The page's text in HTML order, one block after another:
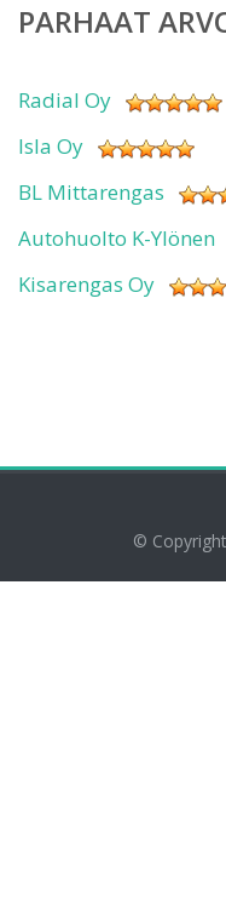
PARHAAT
Radial Oy
Isla Oy
BL Mittarengas
Autohuolto K-Ylönen
Kisarengas Oy
©